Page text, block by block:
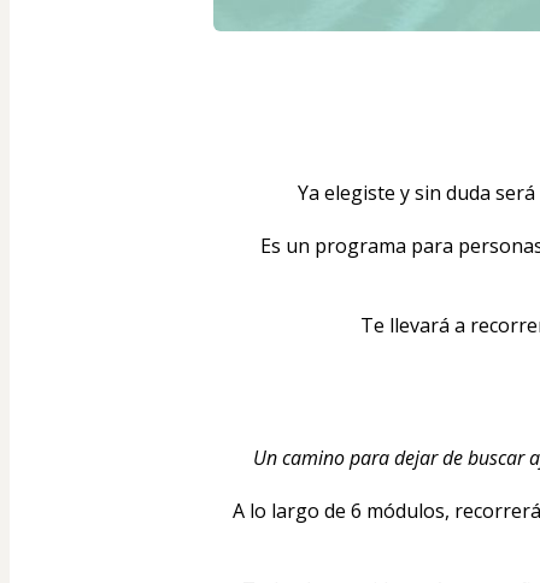
Ya elegiste y sin duda
Es un programa para
Te llevará a
Un camino para dejar de buscar
A lo largo de 6 módulos,